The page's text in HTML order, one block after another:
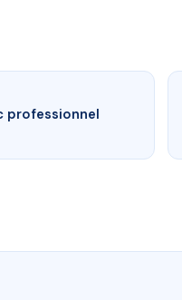
professionnel